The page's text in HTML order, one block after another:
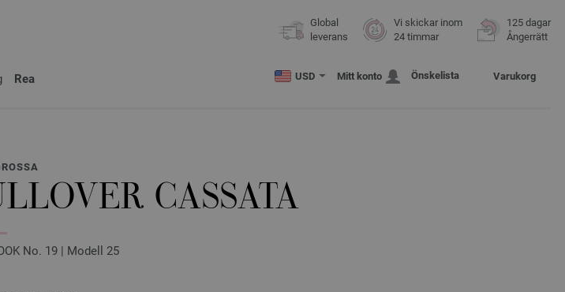
Global
leverans
Vi skickar inom
24 timmar
125 dagar
Ångerrätt
Rea USD Mitt konto Önskelista Varukorg
CASSATA
No. 19 | Modell 25